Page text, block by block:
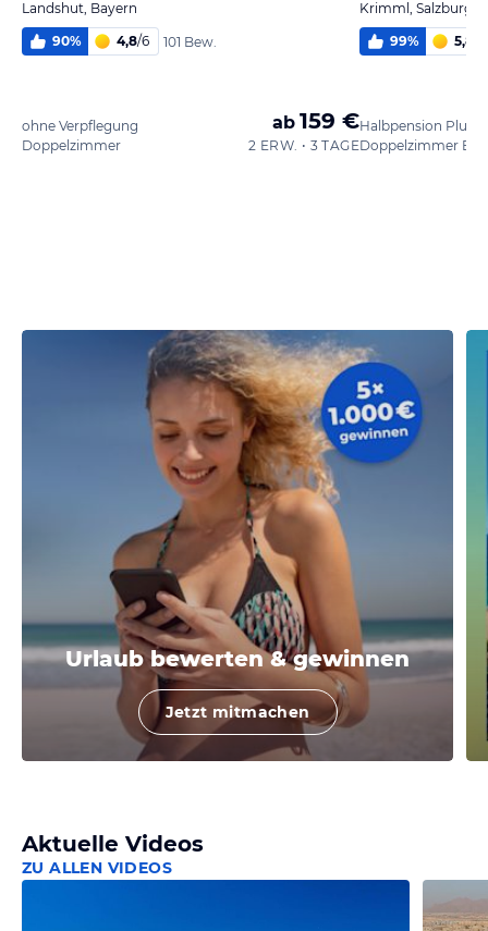
Landshut, Bayern
90% 4,8/6 101 Bew.
ohne Verpflegung
Doppelzimmer
ab 159 €
2 ERW. • 3 TAGE
Krimml,
99% 5,8
Halbpension Plus
Urlaub bewerten & gewinnen
Jetzt mitmachen
Aktuelle Videos
ZU ALLEN VIDEOS